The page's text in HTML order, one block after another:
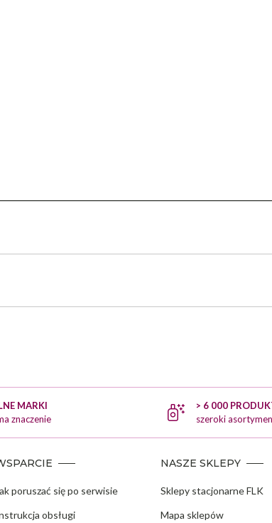
MARKI
znaczenie
> 6 000
szeroki
poruszać się po serwisie
obsługi
NASZE SKLEPY
Sklepy stacjonarne FLK
Mapa sklepów